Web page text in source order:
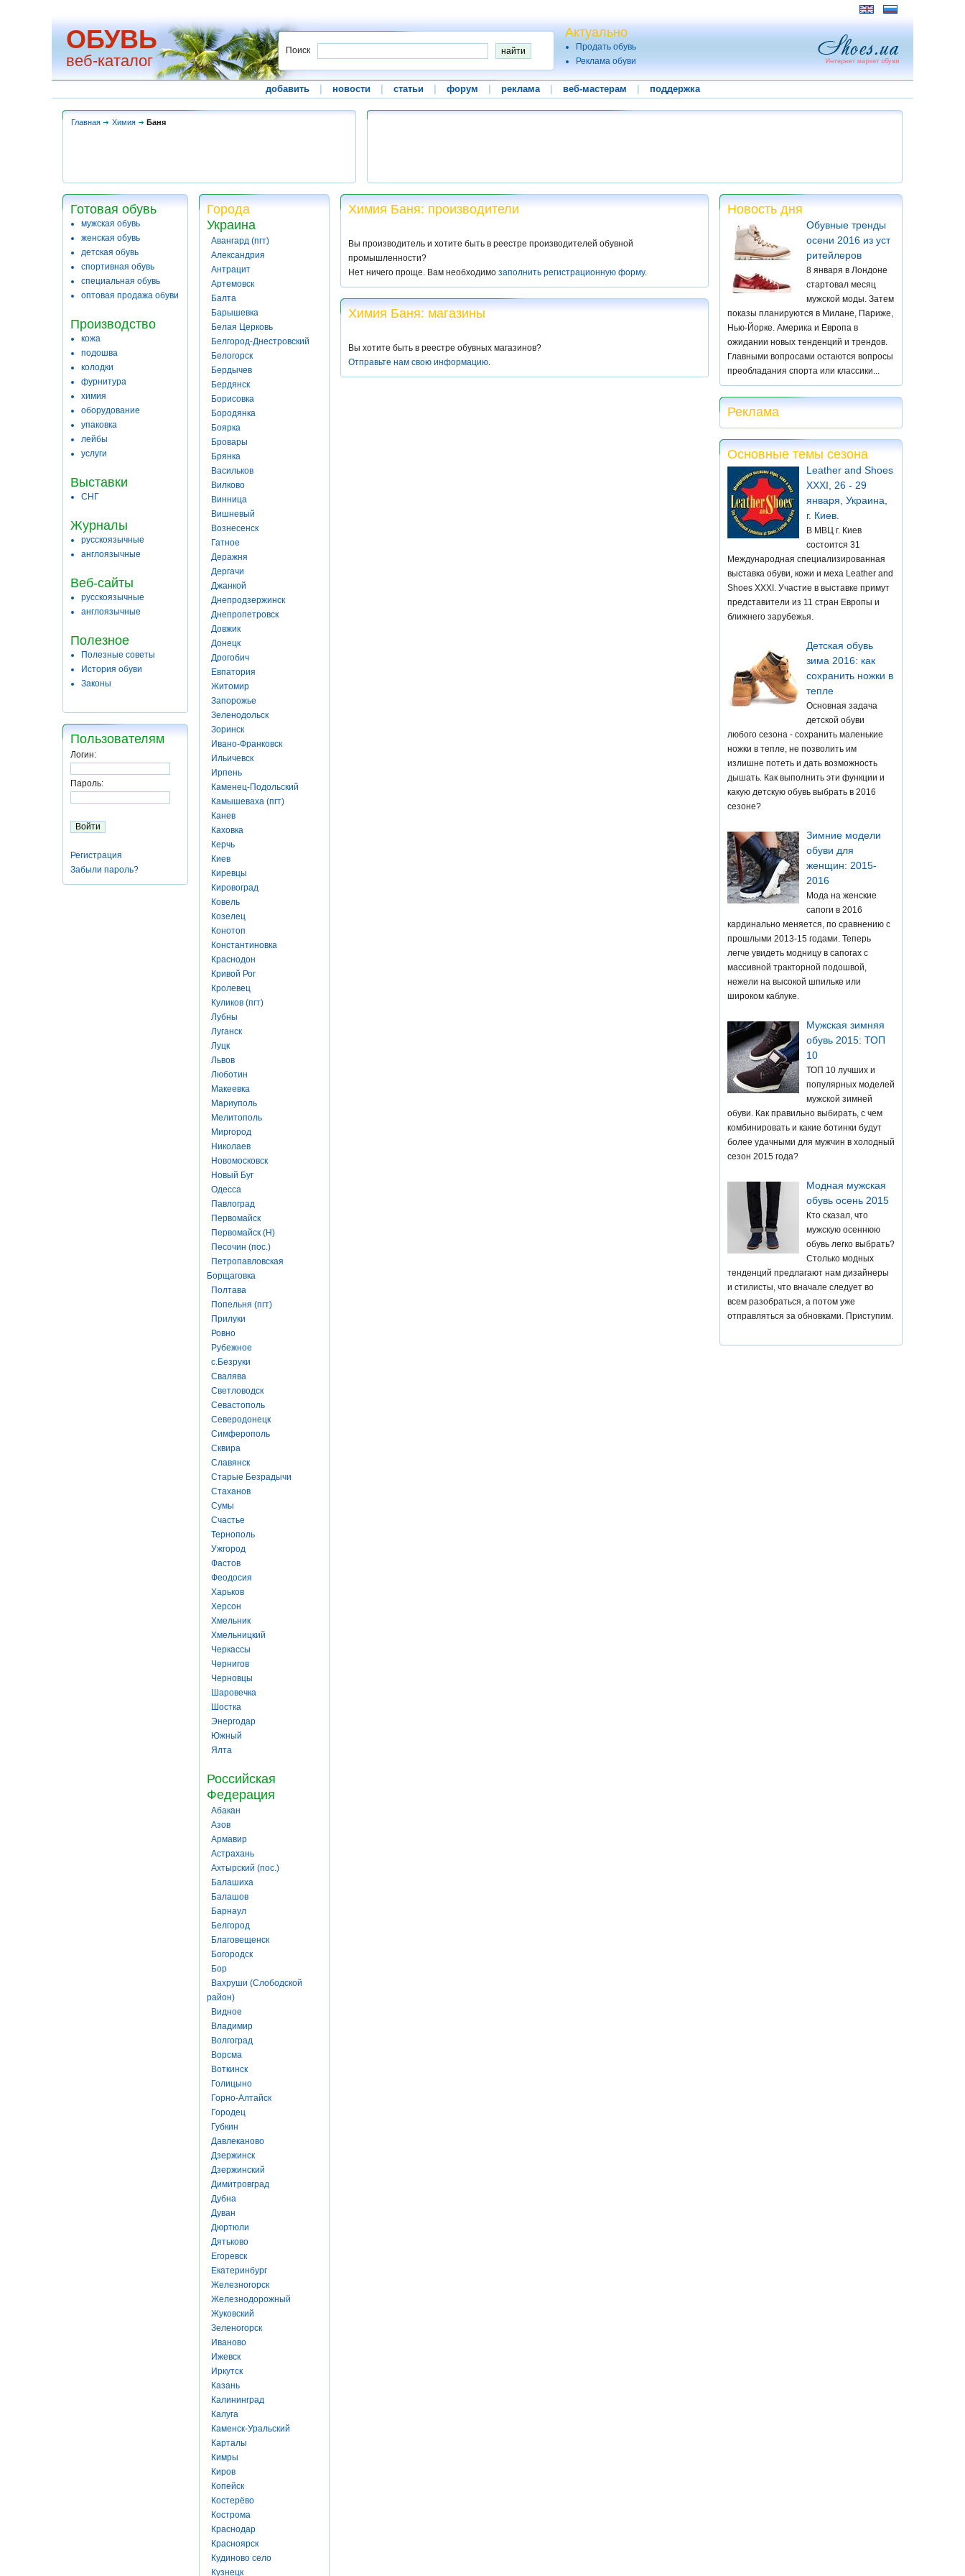
ОБУВЬ
веб-каталог
Поиск
Актуально
Продать обувь
Реклама обуви
добавить новости статьи форум реклама веб-мастерам поддержка
Главная Химия Баня
Готовая обувь
мужская обувь
женская обувь
детская обувь
спортивная обувь
специальная обувь
оптовая продажа обуви
Производство
кожа
подошва
колодки
фурнитура
химия
оборудование
упаковка
лейбы
услуги
Выставки
СНГ
Журналы
русскоязычные
англоязычные
Веб-сайты
русскоязычные
англоязычные
Полезное
Полезные советы
История обуви
Законы
Пользователям
Логин:
Пароль:
Регистрация
Забыли пароль?
Города
Украина
Авангард (пгт)
Александрия
Антрацит
Артемовск
Балта
Барышевка
Белая Церковь
Белгород-Днестровский
Белогорск
Бердычев
Бердянск
Борисовка
Бородянка
Боярка
Бровары
Брянка
Васильков
Вилково
Винница
Вишневый
Вознесенск
Гатное
Деражня
Дергачи
Джанкой
Днепродзержинск
Днепропетровск
Довжик
Донецк
Дрогобич
Евпатория
Житомир
Запорожье
Зеленодольск
Зоринск
Ивано-Франковск
Ильичевск
Ирпень
Каменец-Подольский
Камышеваха (пгт)
Канев
Каховка
Керчь
Киев
Киревцы
Кировоград
Ковель
Козелец
Конотоп
Константиновка
Краснодон
Кривой Рог
Кролевец
Куликов (пгт)
Лубны
Луганск
Луцк
Львов
Люботин
Макеевка
Мариуполь
Мелитополь
Миргород
Николаев
Новомосковск
Новый Буг
Одесса
Павлоград
Первомайск
Первомайск (Н)
Песочин (пос.)
Петропавловская
Борщаговка
Полтава
Попельня (пгт)
Прилуки
Ровно
Рубежное
с.Безруки
Свалява
Светловодск
Севастополь
Северодонецк
Симферополь
Сквира
Славянск
Старые Безрадычи
Стаханов
Сумы
Счастье
Тернополь
Ужгород
Фастов
Феодосия
Харьков
Херсон
Хмельник
Хмельницкий
Черкассы
Чернигов
Черновцы
Шаровечка
Шостка
Энергодар
Южный
Ялта
Российская
Федерация
Абакан
Азов
Армавир
Астрахань
Ахтырский (пос.)
Балашиха
Балашов
Барнаул
Белгород
Благовещенск
Богородск
Бор
Вахруши (Слободской
район)
Видное
Владимир
Волгоград
Ворсма
Воткинск
Голицыно
Горно-Алтайск
Городец
Губкин
Давлеканово
Дзержинск
Дзержинский
Димитровград
Дубна
Дуван
Дюртюли
Дятьково
Егоревск
Екатеринбург
Железногорск
Железнодорожный
Жуковский
Зеленогорск
Иваново
Ижевск
Иркутск
Казань
Калининград
Калуга
Каменск-Уральский
Карталы
Кимры
Киров
Копейск
Костерёво
Кострома
Краснодар
Красноярск
Кудиново село
Кузнецк
Химия Баня: производители
Вы производитель и хотите быть в реестре производителей обувной
промышленности?
Нет ничего проще. Вам необходимо заполнить регистрационную форму.
Химия Баня: магазины
Вы хотите быть в реестре обувных магазинов?
Отправьте нам свою информацию.
Новость дня
Обувные тренды
осени 2016 из уст
ритейлеров
8 января в Лондоне
стартовал месяц
мужской моды. Затем
показы планируются в Милане, Париже,
Нью-Йорке. Америка и Европа в
ожидании новых тенденций и трендов.
Главными вопросами остаются вопросы
преобладания спорта или классики...
Реклама
Основные темы сезона
Leather and Shoes
XXXI, 26 - 29
января, Украина,
г. Киев.
В МВЦ г. Киев
состоится 31
Международная специализированная
выставка обуви, кожи и меха Leather and
Shoes XXXI. Участие в выставке примут
представители из 11 стран Европы и
ближнего зарубежья.
Детская обувь
зима 2016: как
сохранить ножки в
тепле
Основная задача
детской обуви
любого сезона - сохранить маленькие
ножки в тепле, не позволить им
излишне потеть и дать возможность
дышать. Как выполнить эти функции и
какую детскую обувь выбрать в 2016
сезоне?
Зимние модели
обуви для
женщин: 2015-
2016
Мода на женские
сапоги в 2016
кардинально меняется, по сравнению с
прошлыми 2013-15 годами. Теперь
легче увидеть модницу в сапогах с
массивной тракторной подошвой,
нежели на высокой шпильке или
широком каблуке.
Мужская зимняя
обувь 2015: ТОП
10
ТОП 10 лучших и
популярных моделей
мужской зимней
обуви. Как правильно выбирать, с чем
комбинировать и какие ботинки будут
более удачными для мужчин в холодный
сезон 2015 года?
Модная мужская
обувь осень 2015
Кто сказал, что
мужскую осеннюю
обувь легко выбрать?
Столько модных
тенденций предлагают нам дизайнеры
и стилисты, что вначале следует во
всем разобраться, а потом уже
отправляться за обновками. Приступим.